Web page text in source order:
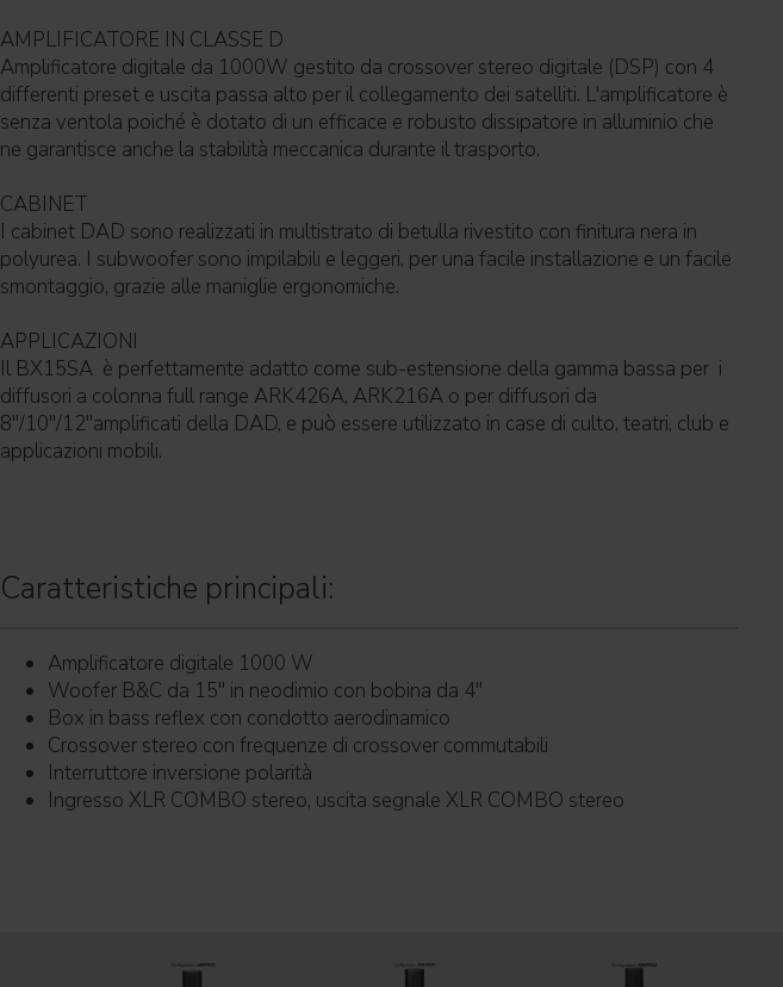
AMPLIFICATORE IN CLASSE D
Amplificatore digitale da 1000W gestito da crossover stereo digitale (DSP) con 4
differenti preset e uscita passa alto per il collegamento dei satelliti. L'amplificatore è
senza ventola poiché è dotato di un efficace e robusto dissipatore in alluminio che
ne garantisce anche la stabilità meccanica durante il trasporto.
CABINET
I cabinet DAD sono realizzati in multistrato di betulla rivestito con finitura nera in
polyurea. I subwoofer sono impilabili e leggeri, per una facile installazione e un facile
smontaggio, grazie alle maniglie ergonomiche.
APPLICAZIONI
Il BX15SA è perfettamente adatto come sub-estensione della gamma bassa per i
diffusori a colonna full range ARK426A, ARK216A o per diffusori da
8"/10"/12"amplificati della DAD, e può essere utilizzato in case di culto, teatri, club e
applicazioni mobili.
Caratteristiche principali:
Amplificatore digitale 1000 W
Woofer B&C da 15" in neodimio con bobina da 4"
Box in bass reflex con condotto aerodinamico
Crossover stereo con frequenze di crossover commutabili
Interruttore inversione polarità
Ingresso XLR COMBO stereo, uscita segnale XLR COMBO stereo